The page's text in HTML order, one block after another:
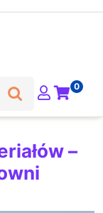
0
–